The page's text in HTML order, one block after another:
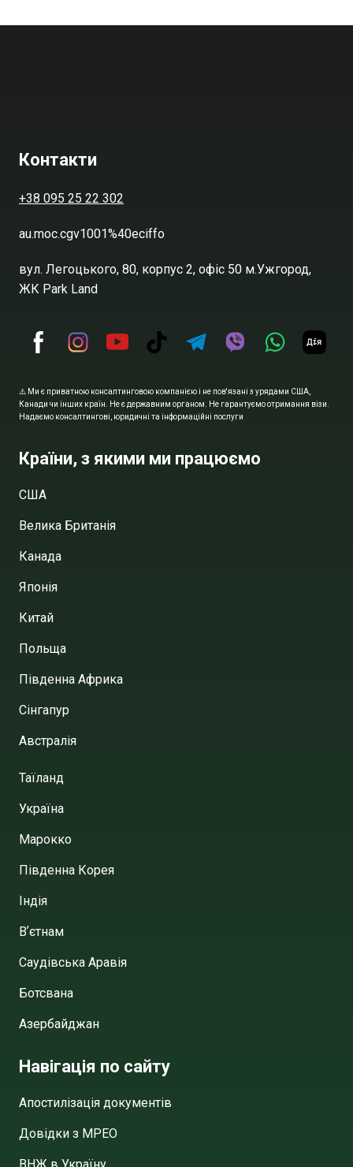
Контакти
+38 095 25 22 302
au.moc.cgv1001%40eciffo
вул. Легоцького, 80, корпус 2, офіс 50 м.Ужгород,
ЖК Park Land
⚠️ Ми є приватною консалтинговою компанією і не пов'язані з урядами США,
Канади чи інших країн. Не є державним органом. Не гарантуємо отримання візи.
Надаємо консалтингові, юридичні та інформаційні послуги
Країни, з якими ми працюємо
США
Велика Британія
Канада
Японія
Китай
Польща
Південна Африка
Сінгапур
Австралія
Таїланд
Україна
Марокко
Південна Корея
Індія
Вʼєтнам
Саудівська Аравія
Ботсвана
Азербайджан
Навігація по сайту
Апостилізація документів
Довідки з МРЕО